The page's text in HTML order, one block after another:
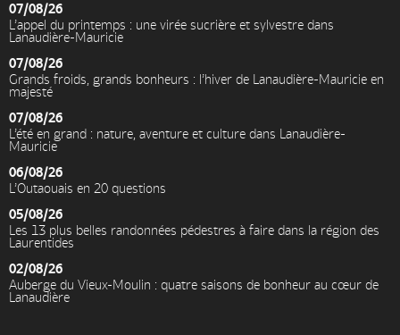
07/08/26
L’appel du printemps : une virée sucrière et sylvestre dans
Lanaudière-Mauricie
07/08/26
Grands froids, grands bonheurs : l’hiver de Lanaudière-Mauricie en
majesté
07/08/26
L’été en grand : nature, aventure et culture dans Lanaudière-
Mauricie
06/08/26
L’Outaouais en 20 questions
05/08/26
Les 13 plus belles randonnées pédestres à faire dans la région des
Laurentides
02/08/26
Auberge du Vieux-Moulin : quatre saisons de bonheur au cœur de
Lanaudière